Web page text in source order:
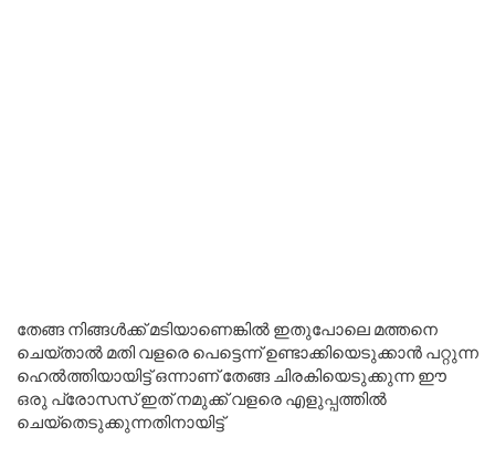
തേങ്ങ നിങ്ങൾക്ക് മടിയാണെങ്കിൽ ഇതുപോലെ മത്തനെ
ചെയ്താൽ മതി വളരെ പെട്ടെന്ന് ഉണ്ടാക്കിയെടുക്കാൻ പറ്റുന്ന
ഹെൽത്തിയായിട്ട് ഒന്നാണ് തേങ്ങ ചിരകിയെടുക്കുന്ന ഈ
ഒരു പ്രോസസ് ഇത് നമുക്ക് വളരെ എളുപ്പത്തിൽ
ചെയ്തെടുക്കുന്നതിനായിട്ട്